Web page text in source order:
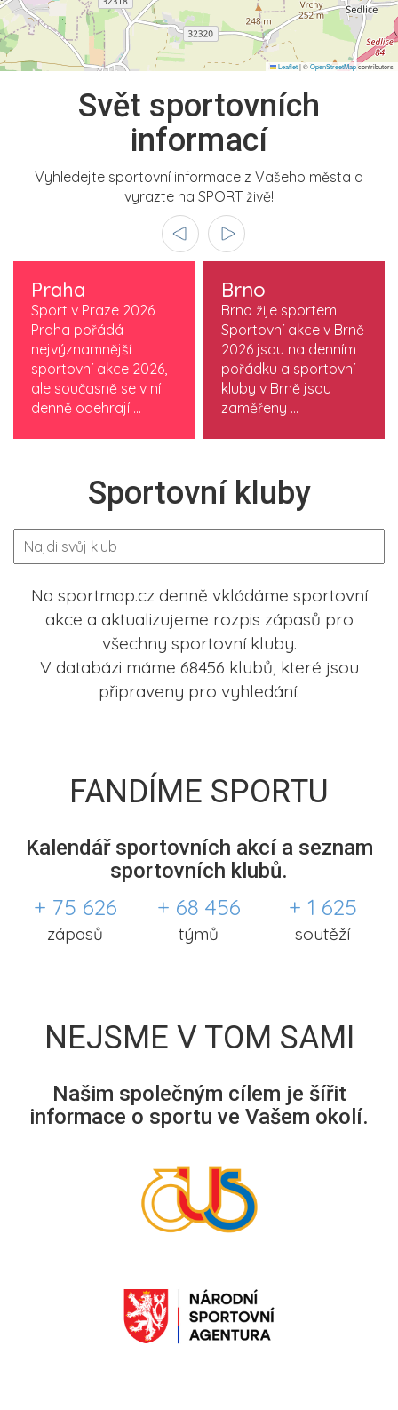
Leaflet|©OpenStreetMapcontributors
Svět sportovních
informací
Vyhledejte sportovní informace z Vašeho města a
vyrazte na SPORT živě!
Praha
Sport v Praze 2026
Praha pořádá
nejvýznamnější
sportovní akce 2026,
ale současně se v ní
denně odehrají ...
Brno
Brno žije sportem.
Sportovní akce v Brně
2026 jsou na denním
pořádku a sportovní
kluby v Brně jsou
zaměřeny ...
Sportovní kluby
Na sportmap.cz denně vkládáme sportovní
akce a aktualizujeme rozpis zápasů pro
všechny sportovní kluby.
V databázi máme 68456 klubů, které jsou
připraveny pro vyhledání.
FANDÍME SPORTU
Kalendář sportovních akcí a seznam
sportovních klubů.
+ 75 626
zápasů
+ 68 456
týmů
+ 1 625
soutěží
NEJSME V TOM SAMI
Našim společným cílem je šířit
informace o sportu ve Vašem okolí.